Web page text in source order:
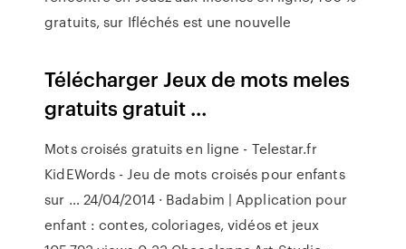
gratuits, sur Ifléchés est une nouvelle
Télécharger Jeux de mots meles
gratuits gratuit ...
Mots croisés gratuits en ligne - Telestar.fr
KidEWords - Jeu de mots croisés pour enfants
sur … 24/04/2014 · Badabim | Application pour
enfant : contes, coloriages, vidéos et jeux